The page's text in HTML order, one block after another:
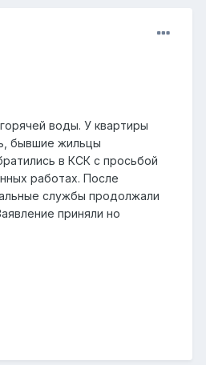
воды. У квартиры
бывшие жильцы
в КСК с просьбой
работах. После
службы продолжали
приняли но